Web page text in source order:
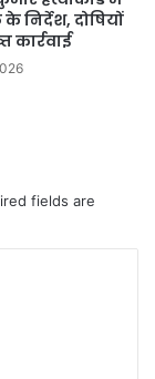
के निर्देश, दोषियों
कार्रवाई
fields are